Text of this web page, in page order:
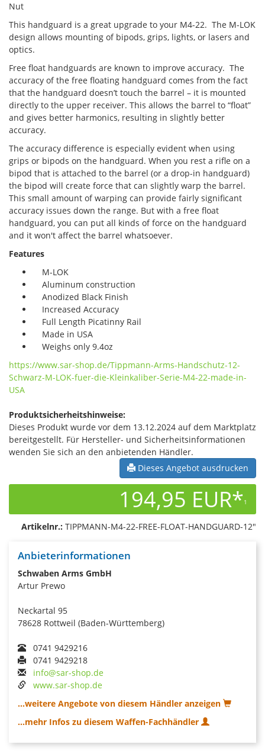
Nut
This handguard is a great upgrade to your M4-22. The M-LOK
design allows mounting of bipods, grips, lights, or lasers and
optics.
Free float handguards are known to improve accuracy. The
accuracy of the free floating handguard comes from the fact
that the handguard doesn’t touch the barrel – it is mounted
directly to the upper receiver. This allows the barrel to “float”
and gives better harmonics, resulting in slightly better
accuracy.
The accuracy difference is especially evident when using
grips or bipods on the handguard. When you rest a rifle on a
bipod that is attached to the barrel (or a drop-in handguard)
the bipod will create force that can slightly warp the barrel.
This small amount of warping can provide fairly significant
accuracy issues down the range. But with a free float
handguard, you can put all kinds of force on the handguard
and it won't affect the barrel whatsoever.
Features
M-LOK
Aluminum construction
Anodized Black Finish
Increased Accuracy
Full Length Picatinny Rail
Made in USA
Weighs only 9.4oz
https://www.sar-shop.de/Tippmann-Arms-Handschutz-12-
Schwarz-M-LOK-fuer-die-Kleinkaliber-Serie-M4-22-made-in-
USA
Produktsicherheitshinweise:
Dieses Produkt wurde vor dem 13.12.2024 auf dem Marktplatz
bereitgestellt. Für Hersteller- und Sicherheitsinformationen
wenden Sie sich an den anbietenden Händler.
Dieses Angebot ausdrucken
194,95 EUR*1
Artikelnr.: TIPPMANN-M4-22-FREE-FLOAT-HANDGUARD-12"
Anbieterinformationen
Schwaben Arms GmbH
Artur Prewo
Neckartal 95
78628 Rottweil (Baden-Württemberg)
0741 9429216
0741 9429218
info@sar-shop.de
www.sar-shop.de
...weitere Angebote von diesem Händler anzeigen
...mehr Infos zu diesem Waffen-Fachhändler